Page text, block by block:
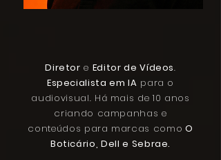
Diretor e Editor de Vídeos.
Especialista em IA para o
audiovisual. Há mais de 10 anos
criando campanhas e
conteúdos para marcas como O
Boticário, Dell e Sebrae.